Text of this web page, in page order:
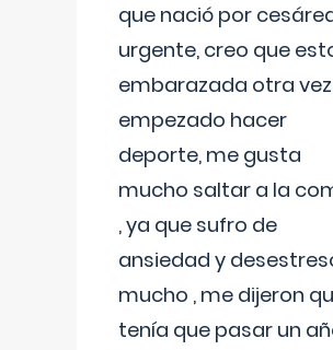
que nació por
urgente, creo que
embarazada otra vez
empezado hacer
deporte, me gusta
mucho saltar a la
, ya que sufro de
ansiedad y
mucho , me dijeron
tenía que pasar un